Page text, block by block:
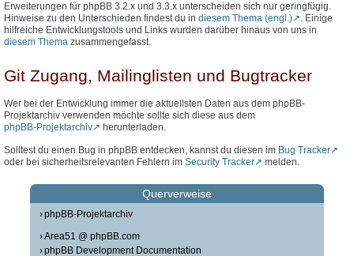
Erweiterungen für phpBB 3.2.x und 3.3.x unterscheiden sich nur geringfügig.
Hinweise zu den Unterschieden findest du in diesem Thema (engl.)
. Einige
hilfreiche Entwicklungstools und Links wurden darüber hinaus von uns in
diesem Thema zusammengefasst.
Git Zugang, Mailinglisten und Bugtracker
Wer bei der Entwicklung immer die aktuellsten Daten aus dem phpBB-
Projektarchiv verwenden möchte sollte sich diese aus dem
phpBB-Projektarchiv
herunterladen.
Solltest du einen Bug in phpBB entdecken, kannst du diesen im Bug Tracker
oder bei sicherheitsrelevanten Fehlern im Security Tracker melden.
Querverweise
phpBB-Projektarchiv
Area51 @ phpBB.com
phpBB Development Documentation